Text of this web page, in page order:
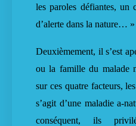
les paroles défiantes,
d’alerte dans la nature… »
Deuxièmement, il s’est
ou la famille du malade
sur ces quatre facteurs,
s’agit d’une maladie a-
conséquent, ils